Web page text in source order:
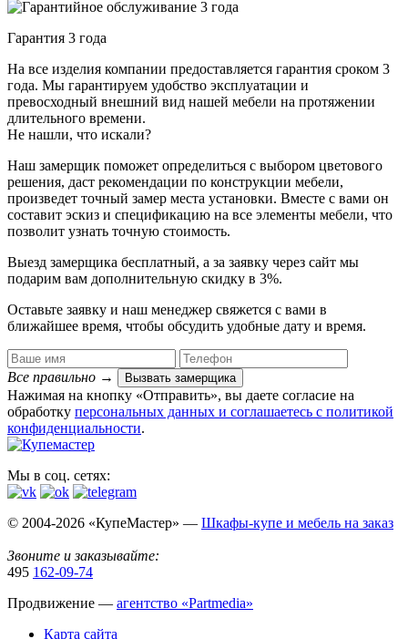
Гарантия 3 года
На все изделия компании предоставляется гарантия сроком 3
года. Мы гарантируем удобство эксплуатации и
превосходный внешний вид нашей мебели на протяжении
длительного времени.
Не нашли, что искали?
Наш замерщик поможет определиться с выбором цветового
решения, даст рекомендации по конструкции мебели,
произведет точный замер места установки. Вместе с вами он
составит эскиз и спецификацию на все элементы мебели, что
позволит узнать точную стоимость.
Выезд замерщика бесплатный, а за заявку через сайт мы
подарим вам дополнительную скидку в 3%.
Оставьте заявку и наш менеджер свяжется с вами в
ближайшее время, чтобы обсудить удобные дату и время.
Все правильно → Вызвать замерщика
Нажимая на кнопку «Отправить», вы даете согласие на
обработку персональных данных​ и соглашаетесь c политикой
конфиденциальности.
Мы в соц. сетях:
© 2004-2026 «КупеМастер» — Шкафы-купе и мебель на заказ
Звоните и заказывайте:
495 162-09-74
Продвижение — агентство «Partmedia»
Карта сайта